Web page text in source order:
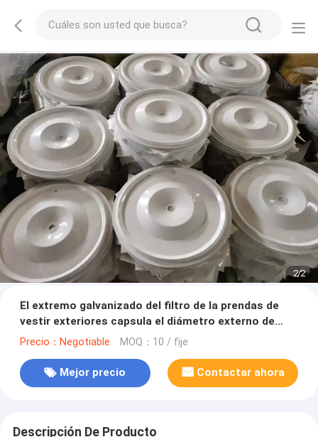
2/2
El extremo galvanizado del filtro de la prendas de
vestir exteriores capsula el diámetro externo de
323.85m m
Precio：Negotiable MOQ：10 / fije
Mejor precio Contactar ahora
Descripción De Producto